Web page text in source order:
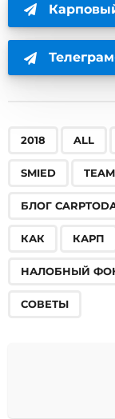
2018 ALL
SMIED
БЛОГ
КАК КАРП
НАЛОБНЫЙ
СОВЕТЫ